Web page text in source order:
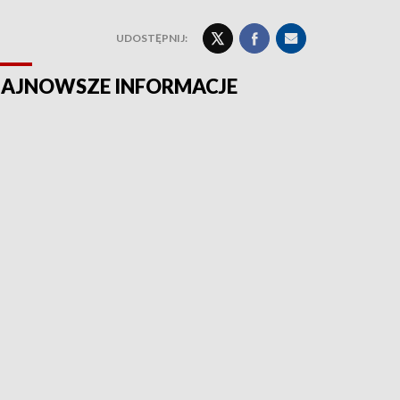
UDOSTĘPNIJ:
INFORMACJE